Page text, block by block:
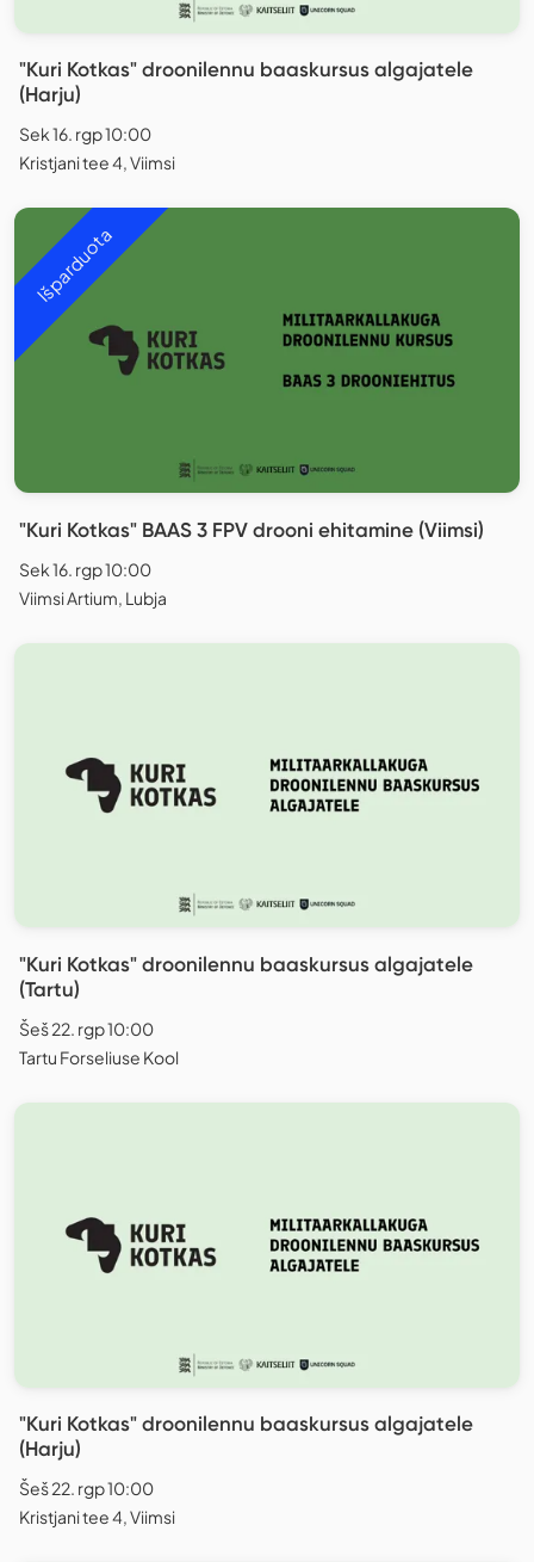
"Kuri Kotkas" droonilennu baaskursus algajatele
(Harju)
Sek 16. rgp 10:00
Kristjani tee 4, Viimsi
Išparduota
"Kuri Kotkas" BAAS 3 FPV drooni ehitamine (Viimsi)
Sek 16. rgp 10:00
Viimsi Artium, Lubja
"Kuri Kotkas" droonilennu baaskursus algajatele
(Tartu)
Šeš 22. rgp 10:00
Tartu Forseliuse Kool
"Kuri Kotkas" droonilennu baaskursus algajatele
(Harju)
Šeš 22. rgp 10:00
Kristjani tee 4, Viimsi